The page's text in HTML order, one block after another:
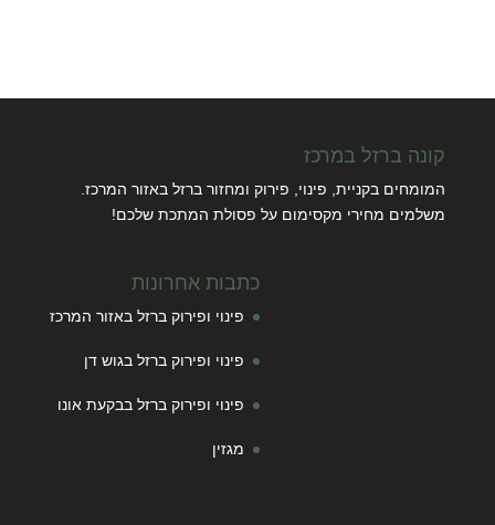
קונה ברזל במרכז
המומחים בקניית, פינוי, פירוק ומחזור ברזל באזור המרכז.
משלמים מחירי מקסימום על פסולת המתכת שלכם!
כתבות אחרונות
פינוי ופירוק ברזל באזור המרכז
פינוי ופירוק ברזל בגוש דן
פינוי ופירוק ברזל בבקעת אונו
מגזין